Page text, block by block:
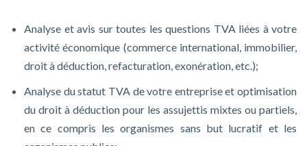
Analyse et avis sur toutes les questions TVA liées à votre
activité économique (commerce international, immobilier,
droit à déduction, refacturation, exonération, etc.);
Analyse du statut TVA de votre entreprise et optimisation
du droit à déduction pour les assujettis mixtes ou partiels,
en ce compris les organismes sans but lucratif et les